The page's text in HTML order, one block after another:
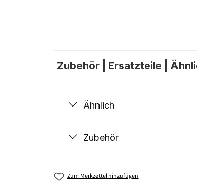
Zubehör | Ersatzteile |
Ähnlich
Zubehör
Zum Merkzettel hinzufügen